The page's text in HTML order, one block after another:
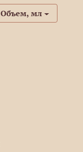
Объем, мл